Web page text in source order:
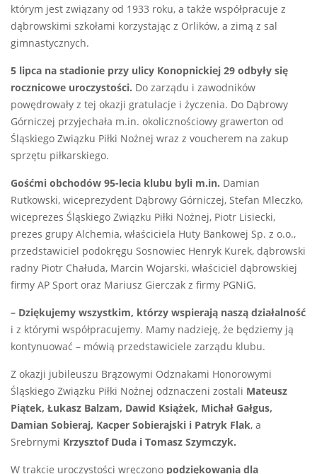
którym jest związany od 1933 roku, a także współpracuje z
dąbrowskimi szkołami korzystając z Orlików, a zimą z sal
gimnastycznych.
5 lipca na stadionie przy ulicy Konopnickiej 29 odbyły się
rocznicowe uroczystości. Do zarządu i zawodników
powędrowały z tej okazji gratulacje i życzenia. Do Dąbrowy
Górniczej przyjechała m.in. okolicznościowy grawerton od
Śląskiego Związku Piłki Nożnej wraz z voucherem na zakup
sprzętu piłkarskiego.
Gośćmi obchodów 95-lecia klubu byli m.in. Damian
Rutkowski, wiceprezydent Dąbrowy Górniczej, Stefan Mleczko,
wiceprezes Śląskiego Związku Piłki Nożnej, Piotr Lisiecki,
prezes grupy Alchemia, właściciela Huty Bankowej Sp. z o.o.,
przedstawiciel podokręgu Sosnowiec Henryk Kurek, dąbrowski
radny Piotr Chałuda, Marcin Wojarski, właściciel dąbrowskiej
firmy AP Sport oraz Mariusz Gierczak z firmy PGNiG.
– Dziękujemy wszystkim, którzy wspierają naszą działalność
i z którymi współpracujemy. Mamy nadzieję, że będziemy ją
kontynuować – mówią przedstawiciele zarządu klubu.
Z okazji jubileuszu Brązowymi Odznakami Honorowymi
Śląskiego Związku Piłki Nożnej odznaczeni zostali Mateusz
Piątek, Łukasz Balzam, Dawid Książek, Michał Gałgus,
Damian Sobieraj, Kacper Sobierajski i Patryk Flak, a
Srebrnymi Krzysztof Duda i Tomasz Szymczyk.
W trakcie uroczystości wręczono podziękowania dla